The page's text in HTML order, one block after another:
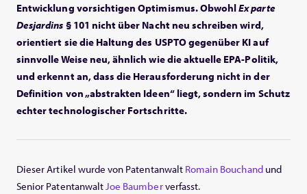
Entwicklung vorsichtigen Optimismus. ObwohlEx parte
Desjardins § 101 nicht über Nacht neu schreiben wird,
orientiert sie die Haltung des USPTO gegenüber KI auf
sinnvolle Weise neu, ähnlich wie die aktuelle EPA-Politik,
und erkennt an, dass die Herausforderung nicht in der
Definition von „abstrakten Ideen“ liegt, sondern im Schutz
echter technologischer Fortschritte.
Dieser Artikel wurde von Patentanwalt Romain Bouchandund
Senior Patentanwalt Joe Baumberverfasst.